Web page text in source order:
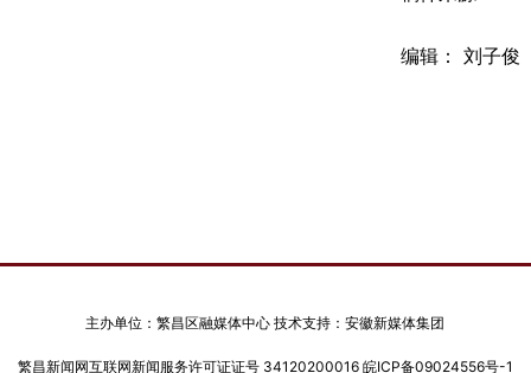
编辑： 刘子俊
主办单位：繁昌区融媒体中心 技术支持：安徽新媒体集团
繁昌新闻网互联网新闻服务许可证证号 34120200016 皖ICP备09024556号-1